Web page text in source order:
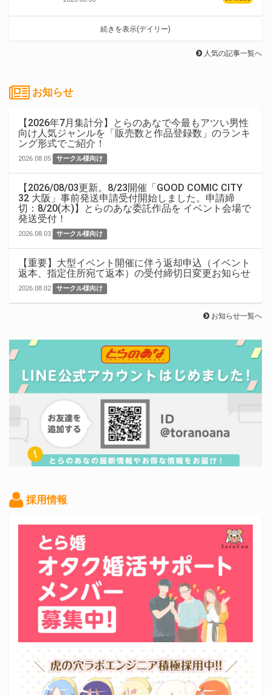
続きを表示(デイリー)
人気の記事一覧へ
お知らせ
【2026年7月集計分】とらのあなで今最もアツい男性
向け人気ジャンルを「販売数と作品登録数」のランキ
ング形式でご紹介！
2026.08.05 サークル様向け
【2026/08/03更新。8/23開催「GOOD COMIC CITY
32 大阪」事前発送申請受付開始しました。申請締
切：8/20(木)】とらのあな委託作品を イベント会場で
発送受付！
2026.08.03 サークル様向け
【重要】大型イベント開催に伴う返却申込（イベント
返本、指定住所宛て返本）の受付締切日変更お知らせ
2026.08.02 サークル様向け
お知らせ一覧へ
採用情報